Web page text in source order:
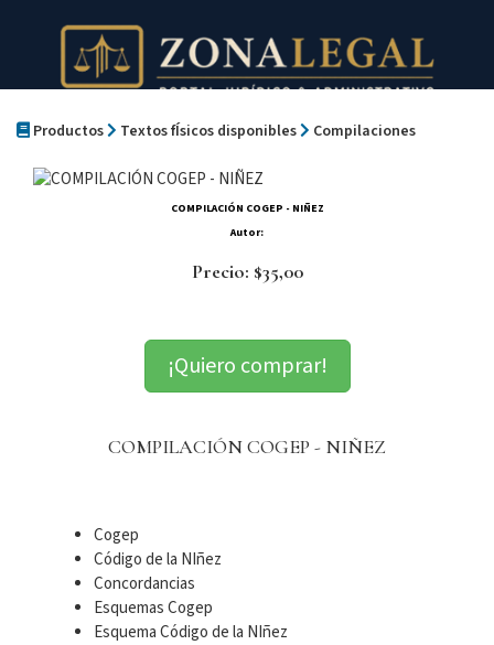
Productos Textos fÍsicos disponibles Compilaciones
COMPILACIÓN COGEP - NIÑEZ
Autor:
Precio: $35,00
¡Quiero comprar!
COMPILACIÓN COGEP - NIÑEZ
Cogep
Código de la NIñez
Concordancias
Esquemas Cogep
Esquema Código de la NIñez